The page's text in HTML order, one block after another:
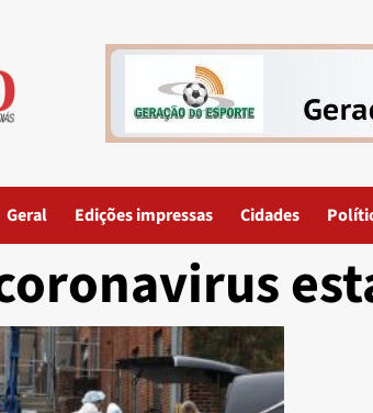
Geral Edições impressas Cidades